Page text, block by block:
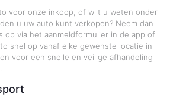
voor onze inkoop, of wilt u weten onder
u uw auto kunt verkopen? Neem dan
op via het aanmeldformulier in de app of
snel op vanaf elke gewenste locatie in
voor een snelle en veilige afhandeling